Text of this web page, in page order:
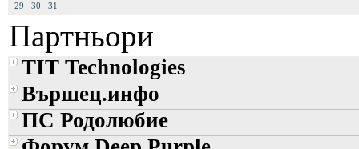
29
30 31
Партньори
TIT Technologies
Вършец.инфо
ПС Родолюбие